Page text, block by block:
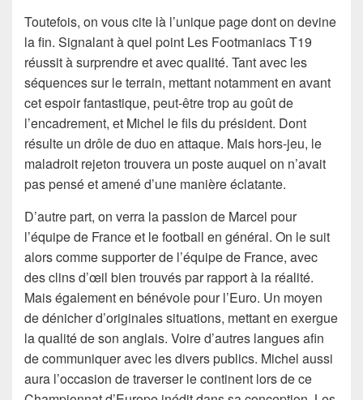
Toutefois, on vous cite là l’unique page dont on devine
la fin. Signalant à quel point Les Footmaniacs T19
réussit à surprendre et avec qualité. Tant avec les
séquences sur le terrain, mettant notamment en avant
cet espoir fantastique, peut-être trop au goût de
l’encadrement, et Michel le fils du président. Dont
résulte un drôle de duo en attaque. Mais hors-jeu, le
maladroit rejeton trouvera un poste auquel on n’avait
pas pensé et amené d’une manière éclatante.
D’autre part, on verra la passion de Marcel pour
l’équipe de France et le football en général. On le suit
alors comme supporter de l’équipe de France, avec
des clins d’œil bien trouvés par rapport à la réalité.
Mais également en bénévole pour l’Euro. Un moyen
de dénicher d’originales situations, mettant en exergue
la qualité de son anglais. Voire d’autres langues afin
de communiquer avec les divers publics. Michel aussi
aura l’occasion de traverser le continent lors de ce